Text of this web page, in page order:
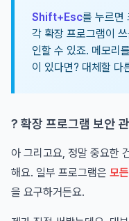
Shift+Esc를 누르면
각 확장 프로그램이
인할 수 있죠. 메모리
이 있다면? 대체할 다
? 확장 프로그램 보안
아 그리고요, 정말 중요한
해요. 일부 프로그램은 모
을 요구하거든요.